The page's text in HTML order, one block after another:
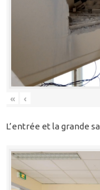
« ‹
L’entrée et la grande